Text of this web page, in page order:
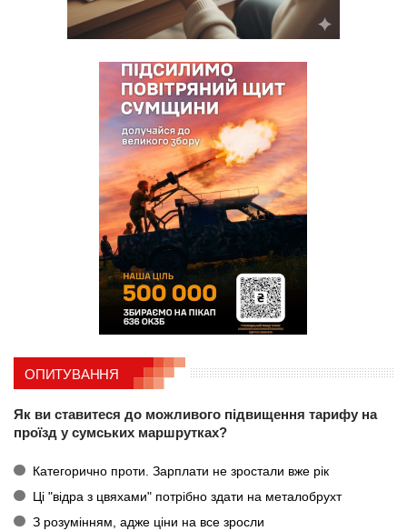
ОПИТУВАННЯ
Як ви ставитеся до можливого підвищення тарифу на
проїзд у сумських маршрутках?
Категорично проти. Зарплати не зростали вже рік
Ці "відра з цвяхами" потрібно здати на металобрухт
З розумінням, адже ціни на все зросли